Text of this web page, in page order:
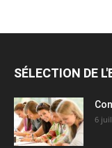
SÉLECTION DE
6